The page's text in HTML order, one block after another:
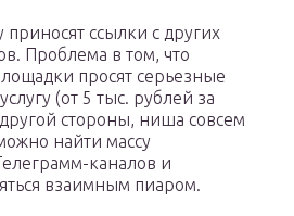
ссылки с других
Проблема в том, что
просят серьезные
(от 5 тыс. рублей за
стороны, ниша совсем
найти массу
каналов и
взаимным пиаром.